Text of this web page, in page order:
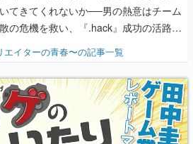
てきてくれないか──男の熱意はチーム
の危機を救い、『.hack』成功の活路を
年ジャンプ』色だった【若ゲのいた
エイターの青春〜の記事一覧